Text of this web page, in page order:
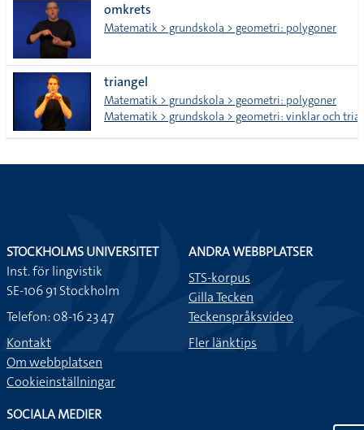
omkrets
Matematik > grundskola > geometri: polygoner
triangel
Matematik > grundskola > geometri: polygoner
Matematik > grundskola > geometri: vinklar och
STOCKHOLMS UNIVERSITET
Inst. för lingvistik
SE-106 91 Stockholm
Telefon: 08-16 23 47
Kontakt
Om webbplatsen
Cookieinställningar
ANDRA WEBBPLATSER
STS-korpus
Gilla Tecken
Teckenspråksvideo
Fler länktips
SOCIALA MEDIER